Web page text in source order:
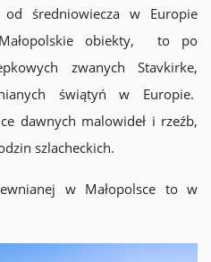
od średniowiecza w Europie
obiekty, to po
zwanych Stavkirke,
świątyń w Europie.
dawnych malowideł i rzeźb,
szlacheckich.
w Małopolsce to w